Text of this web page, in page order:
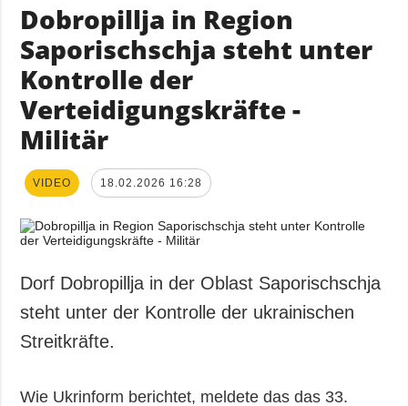
Dobropillja in Region
Saporischschja steht unter
Kontrolle der
Verteidigungskräfte -
Militär
VIDEO 18.02.2026 16:28
Dorf Dobropillja in der Oblast Saporischschja
steht unter der Kontrolle der ukrainischen
Streitkräfte.
Wie Ukrinform berichtet, meldete das das 33.